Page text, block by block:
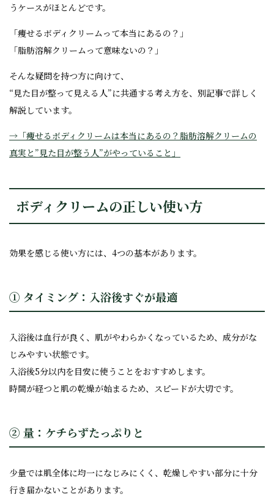
うケースがほとんどです。
「痩せるボディクリームって本当にあるの？」
「脂肪溶解クリームって意味ないの？」
そんな疑問を持つ方に向けて、
“見た目が整って見える人”に共通する考え方を、別記事で詳しく
解説しています。
→「痩せるボディクリームは本当にあるの？脂肪溶解クリームの
真実と”見た目が整う人”がやっていること」
ボディクリームの正しい使い方
効果を感じる使い方には、4つの基本があります。
① タイミング：入浴後すぐが最適
入浴後は血行が良く、肌がやわらかくなっているため、成分がな
じみやすい状態です。
入浴後5分以内を目安に使うことをおすすめします。
時間が経つと肌の乾燥が始まるため、スピードが大切です。
② 量：ケチらずたっぷりと
少量では肌全体に均一になじみにくく、乾燥しやすい部分に十分
行き届かないことがあります。